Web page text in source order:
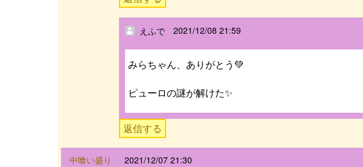
えふで 2021/12/08 21:59
みらちゃん、ありがとう💚
ピューロの謎が解けた✨
返信する
中喰い盛り 2021/12/07 21:30